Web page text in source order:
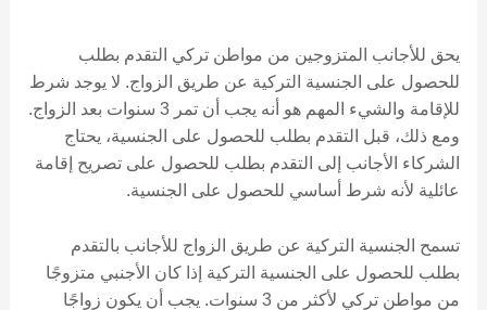
يحق للأجانب المتزوجين من مواطن تركي التقدم بطلب
للحصول على الجنسية التركية عن طريق الزواج. لا يوجد شرط
للإقامة والشيء المهم هو أنه يجب أن تمر 3 سنوات بعد الزواج.
ومع ذلك، قبل التقدم بطلب للحصول على الجنسية، يحتاج
الشركاء الأجانب إلى التقدم بطلب للحصول على تصريح إقامة
عائلية لأنه شرط أساسي للحصول على الجنسية.
تسمح الجنسية التركية عن طريق الزواج للأجانب بالتقدم
بطلب للحصول على الجنسية التركية إذا كان الأجنبي متزوجًا
من مواطن تركي لأكثر من 3 سنوات. يجب أن يكون زواجًا